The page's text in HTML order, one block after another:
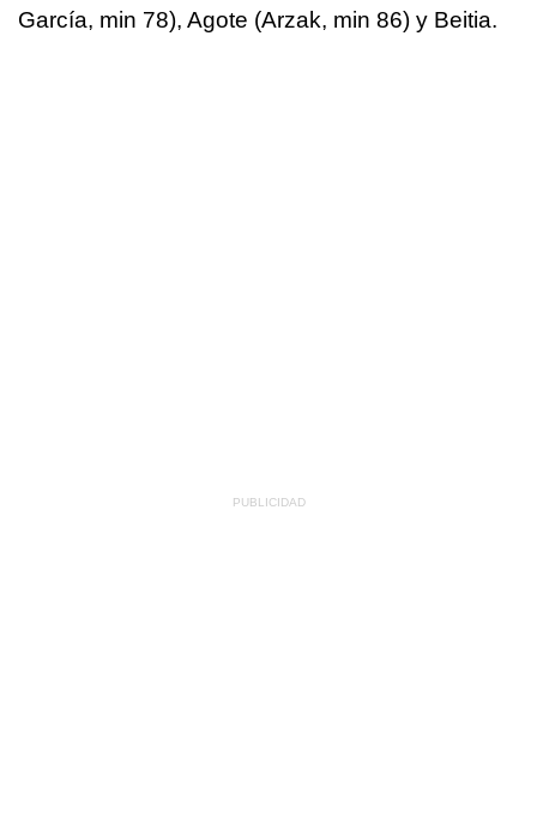
García, min 78), Agote (Arzak, min 86) y Beitia.